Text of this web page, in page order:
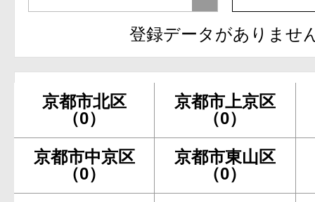
登録データがありませ
京都市北区
（0）
京都市上京区
（0）
京都市中京区
（0）
京都市東山区
（0）